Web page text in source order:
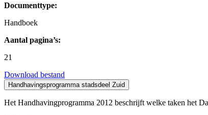
Documenttype:
Handboek
Aantal pagina’s:
21
Download bestand
Handhavingsprogramma stadsdeel Zuid
Het Handhavingprogramma 2012 beschrijft welke taken het